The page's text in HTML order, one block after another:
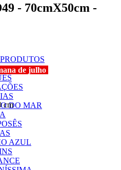
DO MAR
AZUL
- 70cmX50cm -
de julho
cm